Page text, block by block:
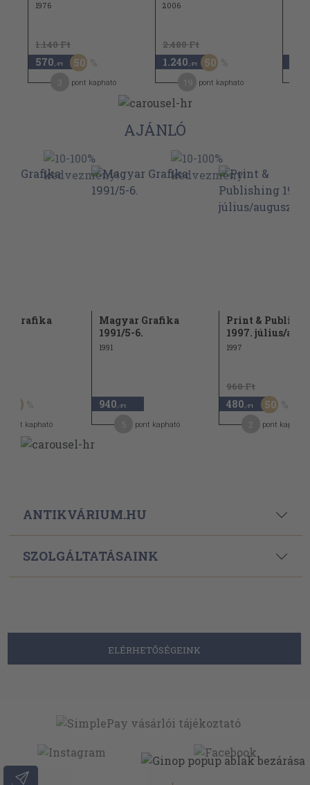
1976
1.140 Ft
570 ,-Ft 50
pont kapható
2006
2.480 Ft
1.240 ,-Ft 50
pont kapható
AJÁNLÓ
Grafika
50
pont kapható
Magyar Grafika
1991/5-6.
1991
940 ,-Ft
pont kapható
Print &
1997. július/
1997
960 Ft
480 ,-Ft 50
pont kapható
ANTIKVÁRIUM.HU
SZOLGÁLTATÁSAINK
ELÉRHETŐSÉGEINK